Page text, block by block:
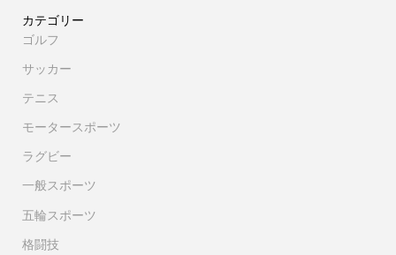
カテゴリー
ゴルフ
サッカー
テニス
モータースポーツ
ラグビー
一般スポーツ
五輪スポーツ
格闘技